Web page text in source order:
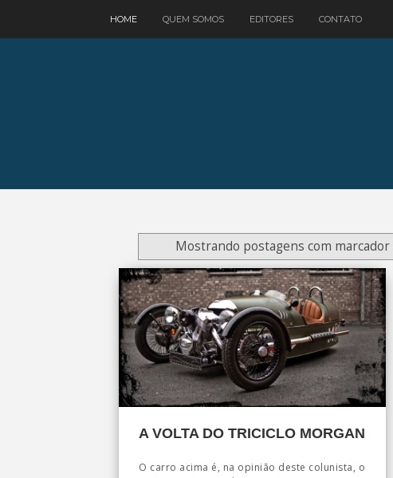
HOME QUEM SOMOS EDITORES CONTATO
Mostrando postagens com marcador
A VOLTA DO TRICICLO MORGAN
O carro acima é, na opinião deste colunista, o